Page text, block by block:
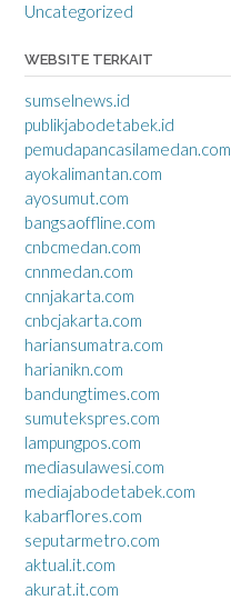
Uncategorized
WEBSITE TERKAIT
sumselnews.id
publikjabodetabek.id
pemudapancasilamedan.com
ayokalimantan.com
ayosumut.com
bangsaoffline.com
cnbcmedan.com
cnnmedan.com
cnnjakarta.com
cnbcjakarta.com
hariansumatra.com
harianikn.com
bandungtimes.com
sumutekspres.com
lampungpos.com
mediasulawesi.com
mediajabodetabek.com
kabarflores.com
seputarmetro.com
aktual.it.com
akurat.it.com